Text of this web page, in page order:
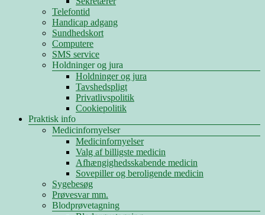
Telefontid
Handicap adgang
Sundhedskort
Computere
SMS service
Holdninger og jura
Holdninger og jura
Tavshedspligt
Privatlivspolitik
Cookiepolitik
Praktisk info
Medicinfornyelser
Medicinfornyelser
Valg af billigste medicin
Afhængighedsskabende medicin
Sovepiller og beroligende medicin
Sygebesøg
Prøvesvar mm.
Blodprøvetagning